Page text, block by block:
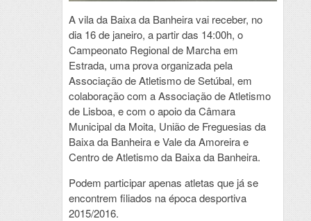
A vila da Baixa da Banheira vai receber, no
dia 16 de janeiro, a partir das 14:00h, o
Campeonato Regional de Marcha em
Estrada, uma prova organizada pela
Associação de Atletismo de Setúbal, em
colaboração com a Associação de Atletismo
de Lisboa, e com o apoio da Câmara
Municipal da Moita, União de Freguesias da
Baixa da Banheira e Vale da Amoreira e
Centro de Atletismo da Baixa da Banheira.
Podem participar apenas atletas que já se
encontrem filiados na época desportiva
2015/2016.